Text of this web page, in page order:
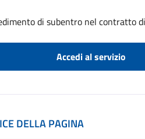
di subentro nel contratto
Accedi al servizio
DELLA PAGINA